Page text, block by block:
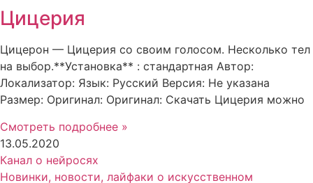
Цицерия
Цицерон — Цицерия со своим голосом. Несколько тел
на выбор.**Установка** : стандартная Автор:
Локализатор: Язык: Русский Версия: Не указана
Размер: Оригинал: Оригинал: Скачать Цицерия можно
Смотреть подробнее »
13.05.2020
Канал о нейросях
Новинки, новости, лайфаки о искусственном